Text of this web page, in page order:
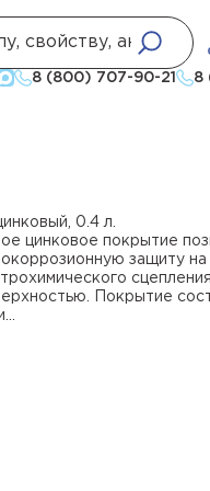
8 (800) 707-90-21 8
0.4 л.
цинковое покрытие
защиту на
Покрытие